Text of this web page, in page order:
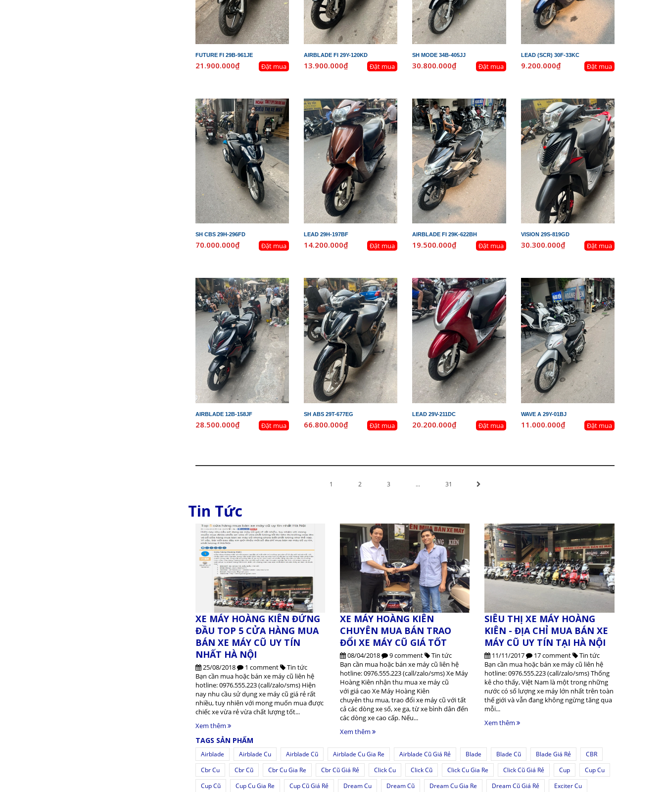
FUTURE FI 29B-961JE
21.900.000₫ Đặt mua
AIRBLADE FI 29Y-120KD
13.900.000₫ Đặt mua
SH MODE 34B-405JJ
30.800.000₫ Đặt mua
LEAD (SCR) 30F-33KC
9.200.000₫ Đặt mua
SH CBS 29H-296FD
70.000.000₫ Đặt mua
LEAD 29H-197BF
14.200.000₫ Đặt mua
AIRBLADE FI 29K-622BH
19.500.000₫ Đặt mua
VISION 29S-819GD
30.300.000₫ Đặt mua
AIRBLADE 12B-158JF
28.500.000₫ Đặt mua
SH ABS 29T-677EG
66.800.000₫ Đặt mua
LEAD 29V-211DC
20.200.000₫ Đặt mua
WAVE A 29Y-01BJ
11.000.000₫ Đặt mua
1 2 3 ... 31 »
Tin Tức
XE MÁY HOÀNG KIÊN ĐỨNG
ĐẦU TOP 5 CỬA HÀNG MUA
BÁN XE MÁY CŨ UY TÍN
NHẤT HÀ NỘI
25/08/2018 1 comment
Tin tức
Bạn cần mua hoặc bán xe máy cũ liên hệ
hotline: 0976.555.223 (call/zalo/sms) Hiện
nay nhu cầu sử dụng xe máy cũ giá rẻ rất
nhiều, tuy nhiên với mong muốn mua được
chiếc xe vừa rẻ vừa chất lượng tốt...
Xem thêm
XE MÁY HOÀNG KIÊN
CHUYÊN MUA BÁN TRAO
ĐỔI XE MÁY CŨ GIÁ TỐT
08/04/2018 9 comment
Tin tức
Bạn cần mua hoặc bán xe máy cũ liên hệ
hotline: 0976.555.223 (call/zalo/sms) Xe Máy
Hoàng Kiên nhận thu mua xe máy cũ
với giá cao Xe Máy Hoàng Kiên
chuyên thu mua, trao đổi xe máy cũ với tất
cả các dòng xe số, xe ga, từ xe bình dân đến
các dòng xe cao cấp. Nếu...
Xem thêm
SIÊU THỊ XE MÁY HOÀNG
KIÊN - ĐỊA CHỈ MUA BÁN XE
MÁY CŨ UY TÍN TẠI HÀ NỘI
11/11/2017 17 comment
Tin tức
Bạn cần mua hoặc bán xe máy cũ liên hệ
hotline: 0976.555.223 (call/zalo/sms) Thống
kê cho thấy, Việt Nam là một trong những
nước có số lượng xe máy lớn nhất trên toàn
thế giới và vẫn đang không ngừng tăng qua
mỗi...
Xem thêm
TAGS SẢN PHẨM
Airblade Airblade Cu Airblade Cũ Airblade Cu Gia Re Airblade Cũ Giá Rẻ Blade Blade Cũ Blade Giá Rẻ
CBR
Cbr Cu
Cbr Cũ Cbr Cu Gia Re Cbr Cũ Giá Rẻ Click Cu Click Cũ Click Cu Gia Re Click Cũ Giá Rẻ Cup
Cup Cu
Cup Cũ
Cup Cu Gia Re Cup Cũ Giá Rẻ Dream Cu Dream Cũ Dream Cu Gia Re Dream Cũ Giá Rẻ Exciter Cu